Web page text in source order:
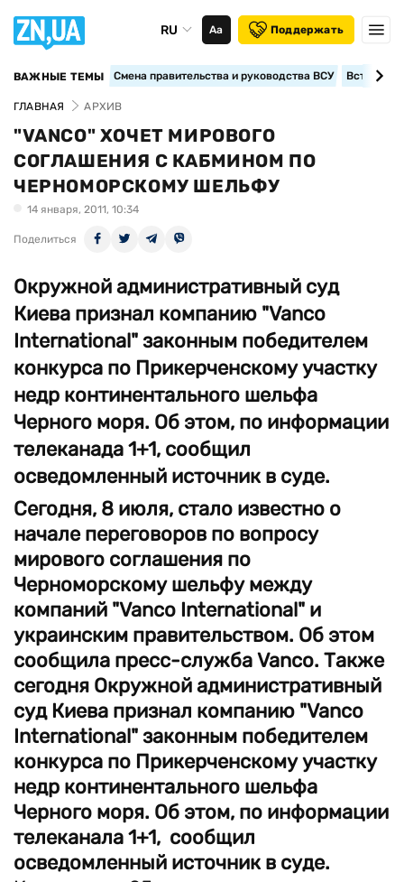
RU Аа Поддержать
ВАЖНЫЕ ТЕМЫ Смена правительства и руководства ВСУ
ГЛАВНАЯ АРХИВ
"VANCO" ХОЧЕТ МИРОВОГО
СОГЛАШЕНИЯ С КАБМИНОМ ПО
ЧЕРНОМОРСКОМУ ШЕЛЬФУ
14 января, 2011, 10:34
Поделиться
Окружной административный суд
Киева признал компанию "Vanco
International" законным победителем
конкурса по Прикерченскому участку
недр континентального шельфа
Черного моря. Об этом, по информации
телеканада 1+1, сообщил
осведомленный источник в суде.
Сегодня, 8 июля, стало известно о
начале переговоров по вопросу
мирового соглашения по
Черноморскому шельфу между
компаний "Vanco International" и
украинским правительством. Об этом
сообщила пресс-служба Vanco. Также
сегодня Окружной административный
суд Киева признал компанию "Vanco
International" законным победителем
конкурса по Прикерченскому участку
недр континентального шельфа
Черного моря. Об этом, по информации
телеканала 1+1, сообщил
осведомленный источник в суде.